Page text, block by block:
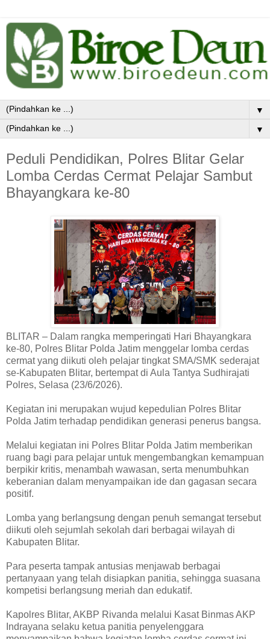
▼
▼
Peduli Pendidikan, Polres Blitar Gelar
Lomba Cerdas Cermat Pelajar Sambut
Bhayangkara ke-80
BLITAR – Dalam rangka memperingati Hari Bhayangkara
ke-80, Polres Blitar Polda Jatim menggelar lomba cerdas
cermat yang diikuti oleh pelajar tingkat SMA/SMK sederajat
se-Kabupaten Blitar, bertempat di Aula Tantya Sudhirajati
Polres, Selasa (23/6/2026).
Kegiatan ini merupakan wujud kepedulian Polres Blitar
Polda Jatim terhadap pendidikan generasi penerus bangsa.
Melalui kegiatan ini Polres Blitar Polda Jatim memberikan
ruang bagi para pelajar untuk mengembangkan kemampuan
berpikir kritis, menambah wawasan, serta menumbuhkan
keberanian dalam menyampaikan ide dan gagasan secara
positif.
Lomba yang berlangsung dengan penuh semangat tersebut
diikuti oleh sejumlah sekolah dari berbagai wilayah di
Kabupaten Blitar.
Para peserta tampak antusias menjawab berbagai
pertanyaan yang telah disiapkan panitia, sehingga suasana
kompetisi berlangsung meriah dan edukatif.
Kapolres Blitar, AKBP Rivanda melalui Kasat Binmas AKP
Indrayana selaku ketua panitia penyelenggara